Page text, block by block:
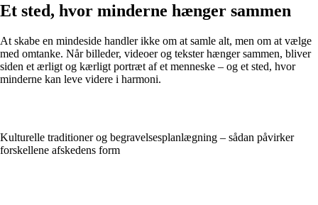
Et sted, hvor minderne hænger sammen
At skabe en mindeside handler ikke om at samle alt, men om at vælge
med omtanke. Når billeder, videoer og tekster hænger sammen, bliver
siden et ærligt og kærligt portræt af et menneske – og et sted, hvor
minderne kan leve videre i harmoni.
Kulturelle traditioner og begravelsesplanlægning – sådan påvirker
forskellene afskedens form